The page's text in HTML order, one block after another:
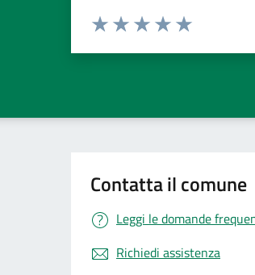
Valuta da 1 a 5 stelle la pagina
Contatta il comune
Leggi le domande
Richiedi assistenza